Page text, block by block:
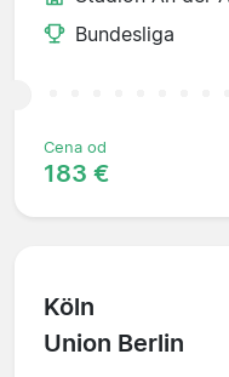
Bundesliga
Cena od
183 €
Köln
Union Berlin